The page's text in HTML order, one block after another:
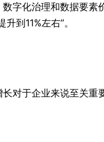
字化治理和数据要
到11%左右”。
对于企业来说至关